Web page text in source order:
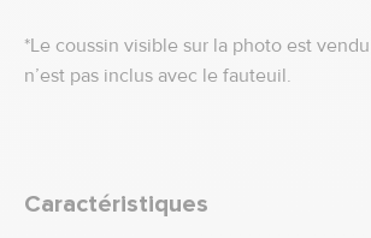
Caractéristiques
*Le coussin visible sur la photo est
n’est pas inclus avec le fauteuil.